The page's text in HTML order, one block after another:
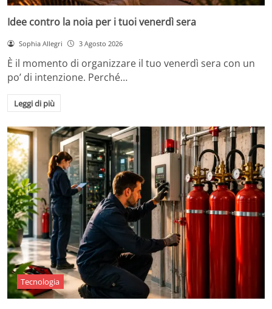
Idee contro la noia per i tuoi venerdì sera
Sophia Allegri 3 Agosto 2026
È il momento di organizzare il tuo venerdì sera con un
po’ di intenzione. Perché…
Leggi di più
Tecnologia